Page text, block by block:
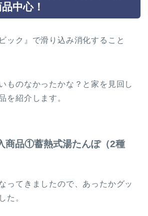
中心！
ック』で滑り込み消化すること
ものなかったかな？と家を見回し
を紹介します。
商品①蓄熱式湯たんぽ（2種
ってきましたので、あったかグッ
た。